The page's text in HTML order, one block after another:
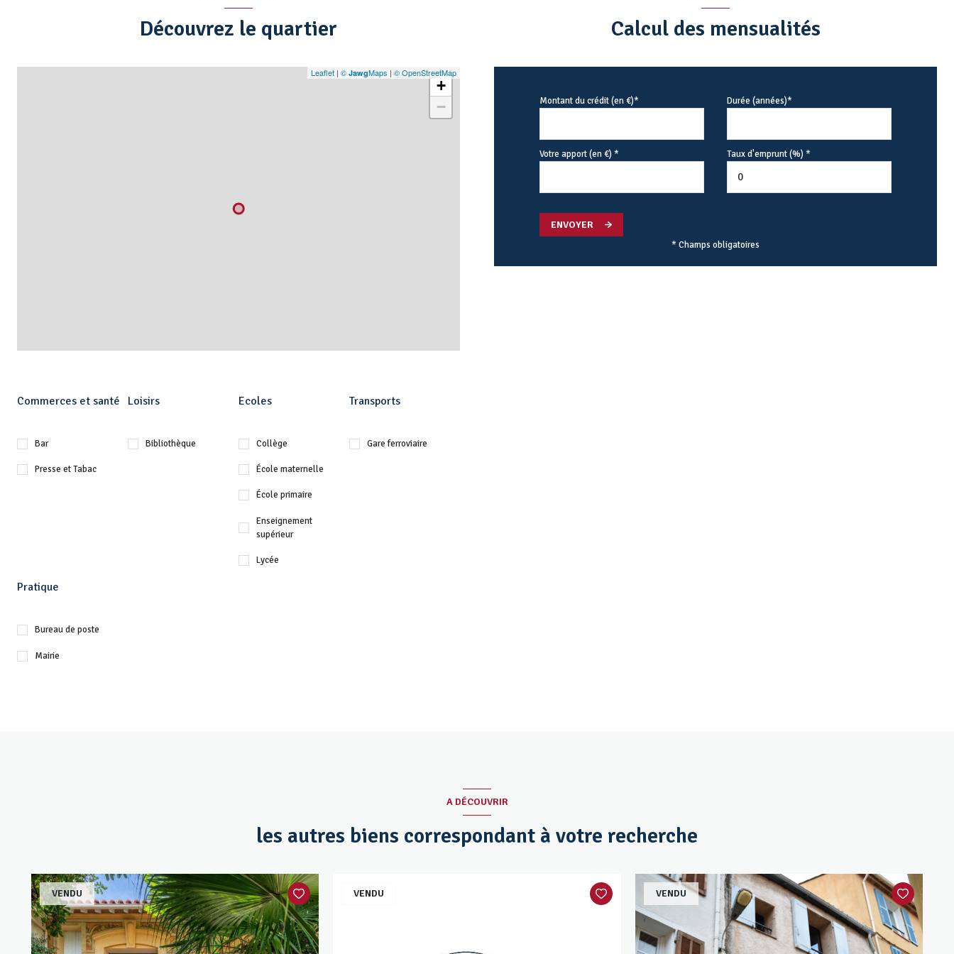
Découvrez le quartier
+
−
Leaflet | © JawgMaps | © OpenStreetMap
Commerces et santé
Bar
Presse et Tabac
Loisirs
Bibliothèque
Ecoles
Collège
École maternelle
École primaire
Enseignement
supérieur
Lycée
Transports
Gare ferroviaire
Pratique
Bureau de poste
Mairie
Calcul des mensualités
Montant du crédit (en €)* Durée (années)*
Votre apport (en €) * Taux d'emprunt (%) *
ENVOYER
* Champs obligatoires
A DÉCOUVRIR
les autres biens correspondant à votre recherche
VENDU VENDU VENDU